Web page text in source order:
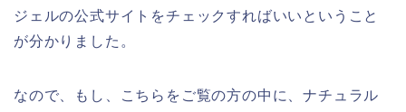
ジェルの公式サイトをチェックすればいいということ
が分かりました。
なので、もし、こちらをご覧の方の中に、ナチュラル